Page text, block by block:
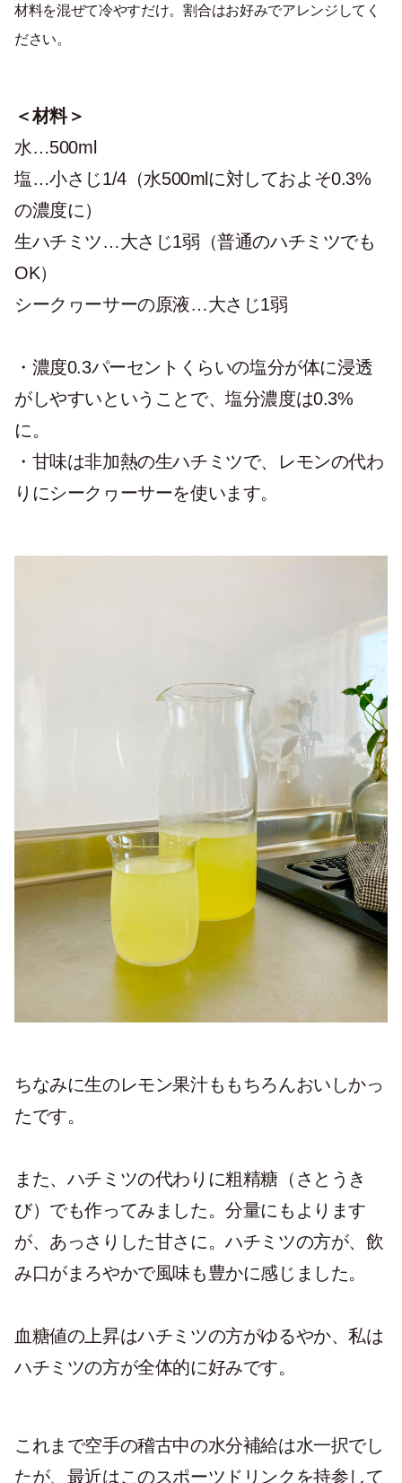
材料を混ぜて冷やすだけ。割合はお好みでアレンジしてく
ださい。
＜材料＞
水…500ml
塩…小さじ1/4（水500mlに対しておよそ0.3%
の濃度に）
生ハチミツ…大さじ1弱（普通のハチミツでも
OK）
シークヮーサーの原液…大さじ1弱
・濃度0.3パーセントくらいの塩分が体に浸透
がしやすいということで、塩分濃度は0.3%
に。
・甘味は非加熱の生ハチミツで、レモンの代わ
りにシークヮーサーを使います。
ちなみに生のレモン果汁ももちろんおいしかっ
たです。
また、ハチミツの代わりに粗精糖（さとうき
び）でも作ってみました。分量にもよります
が、あっさりした甘さに。ハチミツの方が、飲
み口がまろやかで風味も豊かに感じました。
血糖値の上昇はハチミツの方がゆるやか、私は
ハチミツの方が全体的に好みです。
これまで空手の稽古中の水分補給は水一択でし
たが、最近はこのスポーツドリンクを持参して